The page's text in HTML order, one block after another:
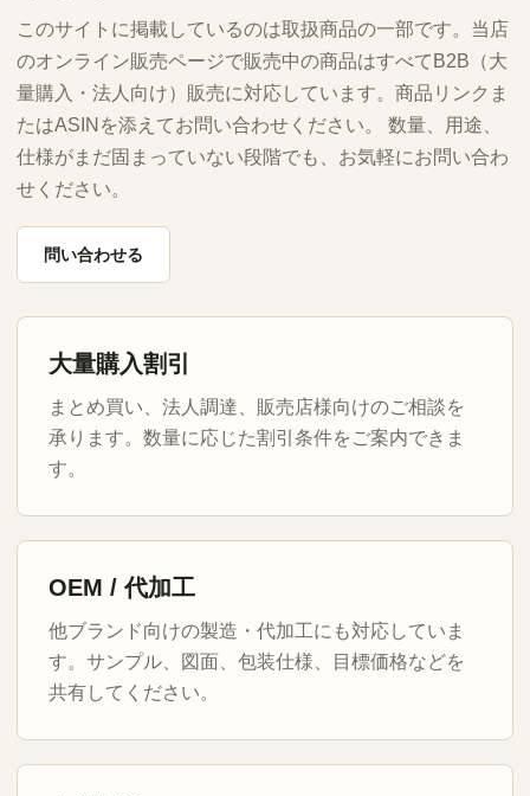
このサイトに掲載しているのは取扱商品の一部です。当店
のオンライン販売ページで販売中の商品はすべてB2B（大
量購入・法人向け）販売に対応しています。商品リンクま
たはASINを添えてお問い合わせください。 数量、用途、
仕様がまだ固まっていない段階でも、お気軽にお問い合わ
せください。
問い合わせる
大量購入割引
まとめ買い、法人調達、販売店様向けのご相談を
承ります。数量に応じた割引条件をご案内できま
す。
OEM / 代加工
他ブランド向けの製造・代加工にも対応していま
す。サンプル、図面、包装仕様、目標価格などを
共有してください。